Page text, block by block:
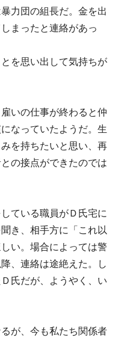
力団の組長だ。金を出
まったと連絡があっ
を思い出して気持ちが
いの仕事が終わると仲
なっていたようだ。生
を持ちたいと思い、再
の接点ができたのでは
ている職員がＤ氏宅に
き、相手方に「これ以
い。場合によっては警
、連絡は途絶えた。し
氏だが、ようやく、い
が、今も私たち関係者